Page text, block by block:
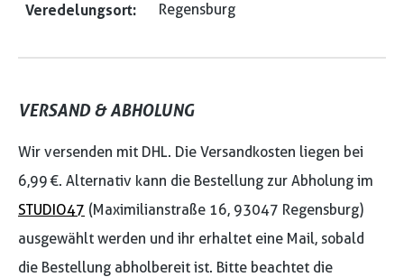
Veredelungsort: Regensburg
VERSAND & ABHOLUNG
Wir versenden mit DHL. Die Versandkosten liegen bei
6,99 €. Alternativ kann die Bestellung zur Abholung im
STUDIO47 (Maximilianstraße 16, 93047 Regensburg)
ausgewählt werden und ihr erhaltet eine Mail, sobald
die Bestellung abholbereit ist. Bitte beachtet die